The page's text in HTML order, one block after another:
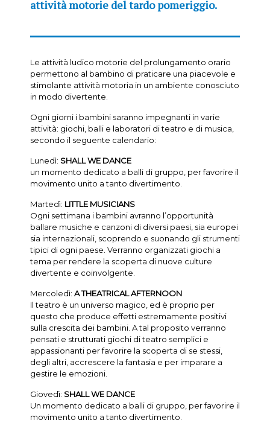
attività motorie del tardo pomeriggio.
Le attività ludico motorie del prolungamento orario
permettono al bambino di praticare una piacevole e
stimolante attività motoria in un ambiente conosciuto
in modo divertente.
Ogni giorni i bambini saranno impegnanti in varie
attività: giochi, balli e laboratori di teatro e di musica,
secondo il seguente calendario:
Lunedì: SHALL WE DANCE
un momento dedicato a balli di gruppo, per favorire il
movimento unito a tanto divertimento.
Martedì: LITTLE MUSICIANS
Ogni settimana i bambini avranno l’opportunità
ballare musiche e canzoni di diversi paesi, sia europei
sia internazionali, scoprendo e suonando gli strumenti
tipici di ogni paese. Verranno organizzati giochi a
tema per rendere la scoperta di nuove culture
divertente e coinvolgente.
Mercoledì: A THEATRICAL AFTERNOON
Il teatro è un universo magico, ed è proprio per
questo che produce effetti estremamente positivi
sulla crescita dei bambini. A tal proposito verranno
pensati e strutturati giochi di teatro semplici e
appassionanti per favorire la scoperta di se stessi,
degli altri, accrescere la fantasia e per imparare a
gestire le emozioni.
Giovedì: SHALL WE DANCE
Un momento dedicato a balli di gruppo, per favorire il
movimento unito a tanto divertimento.